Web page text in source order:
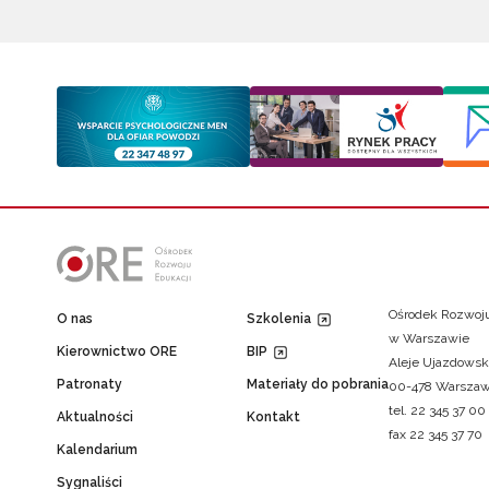
O nas
Kierownictwo ORE
Patronaty
Aktualności
Kalendarium
Sygnaliści
Szkolenia
BIP
Materiały do pobrania
Kontakt
Ośrodek
w Warszawie
Aleje
00-478
tel. 22 345 37 00
fax 22 345 37 70